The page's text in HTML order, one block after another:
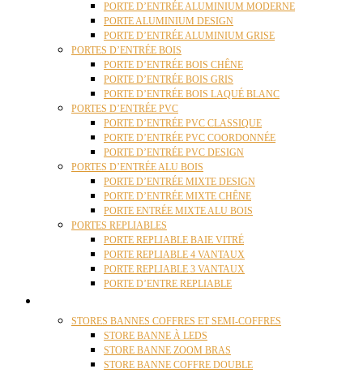
PORTE D’ENTRÉE ALUMINIUM MODERNE
PORTE ALUMINIUM DESIGN
PORTE D’ENTRÉE ALUMINIUM GRISE
PORTES D’ENTRÉE BOIS
PORTE D’ENTRÉE BOIS CHÊNE
PORTE D’ENTRÉE BOIS GRIS
PORTE D’ENTRÉE BOIS LAQUÉ BLANC
PORTES D’ENTRÉE PVC
PORTE D’ENTRÉE PVC CLASSIQUE
PORTE D’ENTRÉE PVC COORDONNÉE
PORTE D’ENTRÉE PVC DESIGN
PORTES D’ENTRÉE ALU BOIS
PORTE D’ENTRÉE MIXTE DESIGN
PORTE D’ENTRÉE MIXTE CHÊNE
PORTE ENTRÉE MIXTE ALU BOIS
PORTES REPLIABLES
PORTE REPLIABLE BAIE VITRÉ
PORTE REPLIABLE 4 VANTAUX
PORTE REPLIABLE 3 VANTAUX
PORTE D’ENTRE REPLIABLE
STORES BANNES COFFRES ET SEMI-COFFRES
STORE BANNE À LEDS
STORE BANNE ZOOM BRAS
STORE BANNE COFFRE DOUBLE